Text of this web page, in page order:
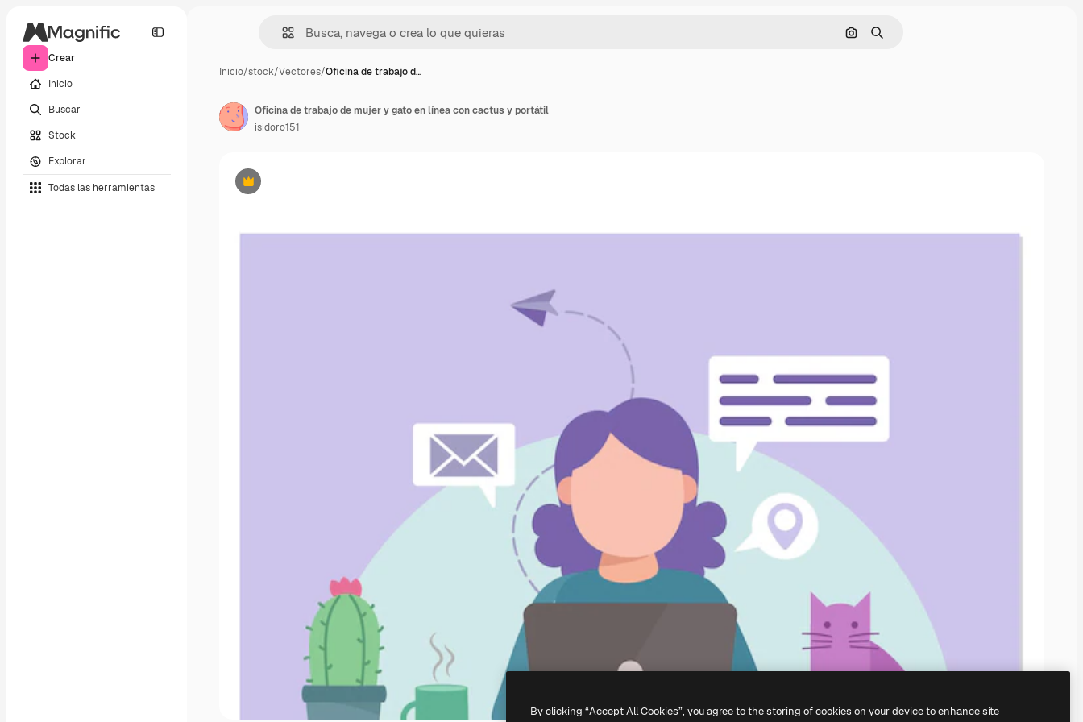
Crear
Inicio
Buscar
Stock
Explorar
Todas las herramientas
Buscar por imagen
Buscar
Inicio/stock/Vectores/Oficina de trabajo d…
Premium
Oficina de trabajo de mujer y gato en línea con cactus y portátil
isidoro151
By clicking “Accept All Cookies”, you agree to the storing of cookies on your device to enhance site